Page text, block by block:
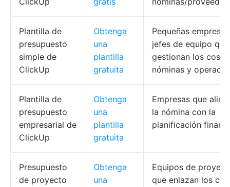
Plantilla de
presupuesto
simple de
ClickUp
Obtenga
una
plantilla
gratuita
Pequeñas
jefes de equipo que
gestionan los
nóminas y
Plantilla de
presupuesto
empresarial de
ClickUp
Obtenga
una
plantilla
gratuita
Empresas que
la nómina con la
planificación
Presupuesto
de proyecto
Obtenga
una
Equipos de
que enlazan los